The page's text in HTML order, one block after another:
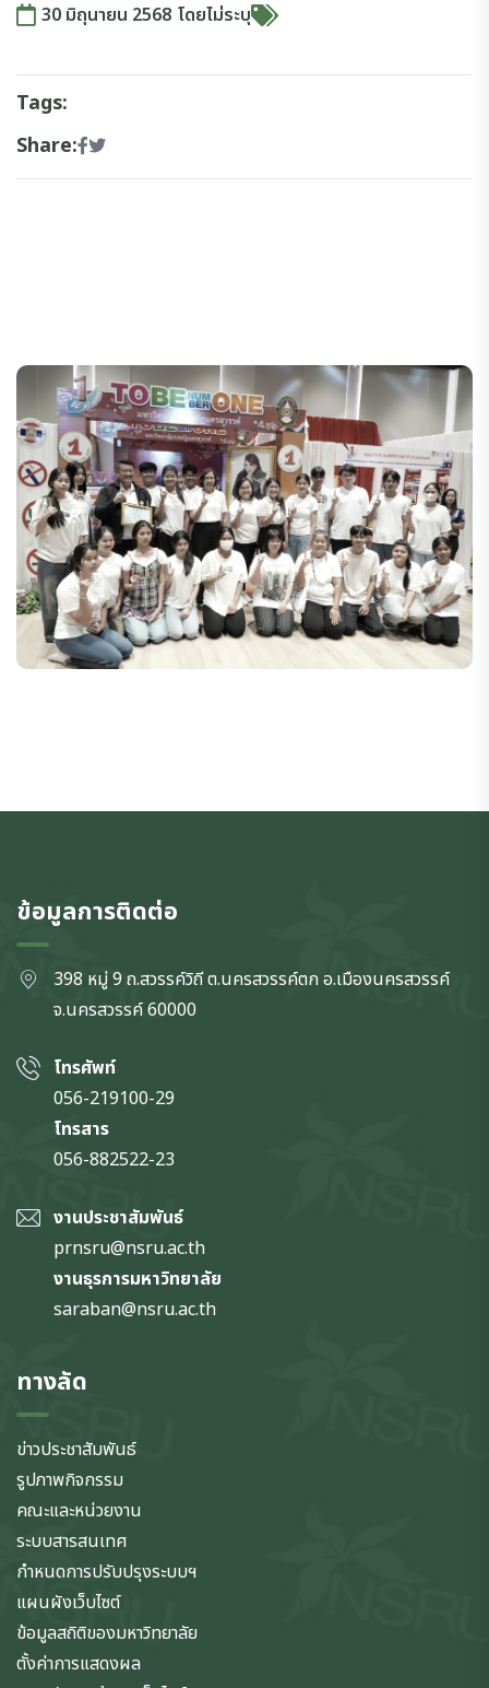
30 มิถุนายน 2568 โดยไม่ระบุ
Tags:
Share:
ข้อมูลการติดต่อ
398 หมู่ 9 ถ.สวรรค์วิถี ต.นครสวรรค์ตก อ.เมืองนครสวรรค์
จ.นครสวรรค์60000
โทรศัพท์
056-219100-29
โทรสาร
056-882522-23
งานประชาสัมพันธ์
prnsru@nsru.ac.th
งานธุรการมหาวิทยาลัย
saraban@nsru.ac.th
ทางลัด
ข่าวประชาสัมพันธ์
รูปภาพกิจกรรม
คณะและหน่วยงาน
ระบบสารสนเทศ
กำหนดการปรับปรุงระบบฯ
แผนผังเว็บไซต์
ข้อมูลสถิติของมหาวิทยาลัย
ตั้งค่าการแสดงผล